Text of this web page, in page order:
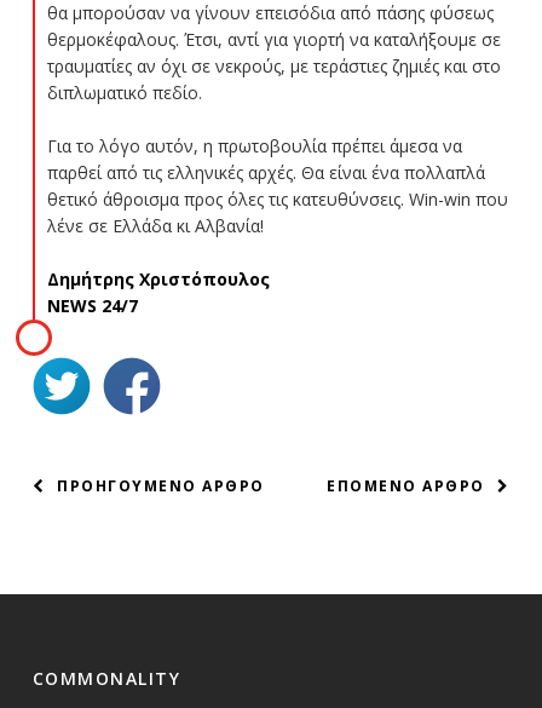
θα μπορούσαν να γίνουν επεισόδια από πάσης φύσεως
θερμοκέφαλους. Έτσι, αντί για γιορτή να καταλήξουμε σε
τραυματίες αν όχι σε νεκρούς, με τεράστιες ζημιές και στο
διπλωματικό πεδίο.
Για το λόγο αυτόν, η πρωτοβουλία πρέπει άμεσα να
παρθεί από τις ελληνικές αρχές. Θα είναι ένα πολλαπλά
θετικό άθροισμα προς όλες τις κατευθύνσεις. Win-win που
λένε σε Ελλάδα κι Αλβανία!
Δημήτρης Χριστόπουλος
NEWS 24/7
ΠΛΟΗΓΗΣΗ
ΕΠΟΜΕΝΟ ΑΡΘΡΟ
ΠΡΟΗΓΟΥΜΕΝΟ ΑΡΘΡΟ
COMMONALITY